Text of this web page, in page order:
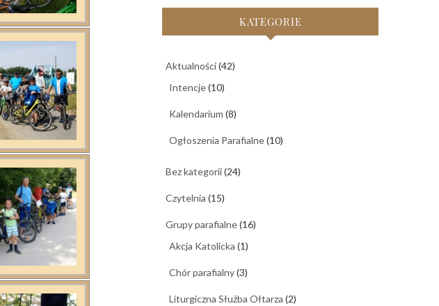
KATEGORIE
Aktualności(42)
Intencje(10)
Kalendarium (8)
Ogłoszenia Parafialne(10)
Bez kategorii(24)
Czytelnia (15)
Grupy parafialne(16)
Akcja Katolicka (1)
Chór parafialny(3)
Liturgiczna Służba Ołtarza (2)